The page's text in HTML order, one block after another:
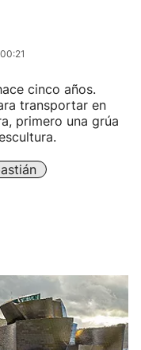
cinco años.
transportar en
primero una grúa